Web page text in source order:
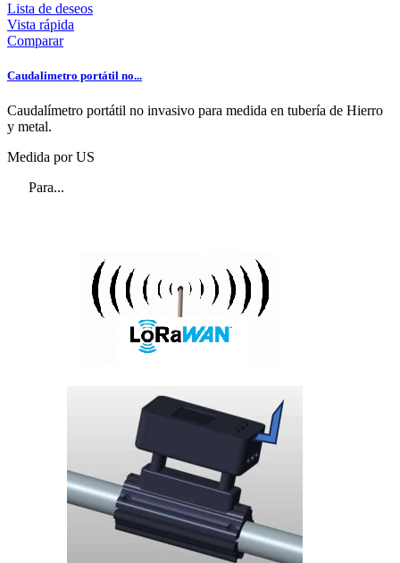
Lista de deseos
Vista rápida
Comparar
Caudalimetro portátil no...
Caudalímetro portátil no invasivo para medida en tubería de Hierro
y metal.
Medida por US
Para...